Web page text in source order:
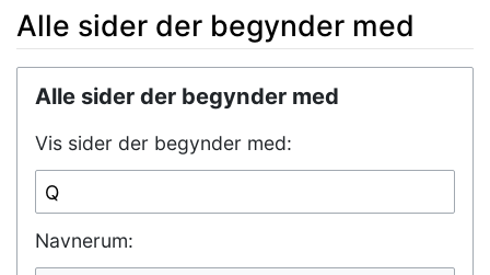
Alle sider der begynder med
Alle sider der begynder med
Vis sider der begynder med:
Navnerum: